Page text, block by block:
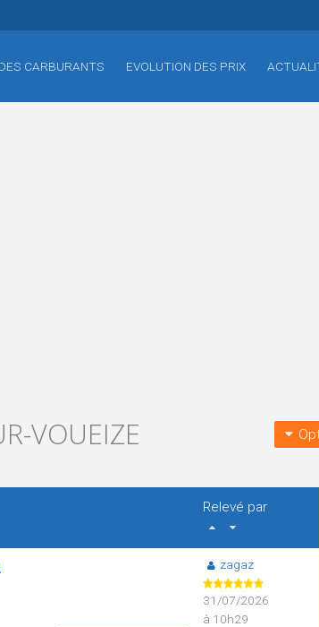
CARBURANTS EVOLUTION DES PRIX
VOUEIZE
Relevé par
zagaz
31/07/2026
à 10h29